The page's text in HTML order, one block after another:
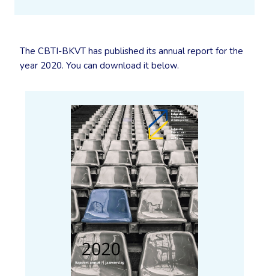
The CBTI-BKVT has published its annual report for the
year 2020. You can download it below.